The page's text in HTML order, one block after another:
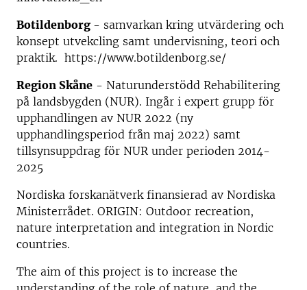
Botildenborg - samvarkan kring utvärdering och
konsept utvekcling samt undervisning, teori och
praktik. https://www.botildenborg.se/
Region Skåne - Naturunderstödd Rehabilitering
på landsbygden (NUR). Ingår i expert grupp för
upphandlingen av NUR 2022 (ny
upphandlingsperiod från maj 2022) samt
tillsynsuppdrag för NUR under perioden 2014-
2025
Nordiska forskanätverk finansierad av Nordiska
Ministerrådet. ORIGIN: Outdoor recreation,
nature interpretation and integration in Nordic
countries.
The aim of this project is to increase the